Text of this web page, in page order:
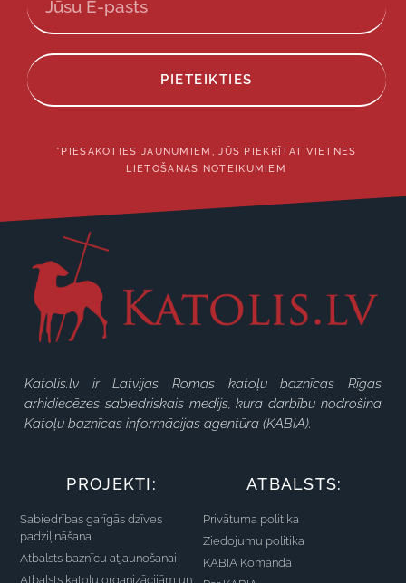
PIETEIKTIES
*PIESAKOTIES JAUNUMIEM, JŪS PIEKRĪTAT VIETNES
LIETOŠANAS NOTEIKUMIEM
Katolis.lv ir Latvijas Romas katoļu baznīcas Rīgas
arhidiecēzes sabiedriskais medijs, kura darbību nodrošina
Katoļu baznīcas informācijas aģentūra (KABIA).
PROJEKTI:
Sabiedrības garīgās dzīves
padziļināšana
Atbalsts baznīcu atjaunošanai
Atbalsts katoļu organizācijām un
ATBALSTS:
Privātuma politika
Ziedojumu politika
KABIA Komanda